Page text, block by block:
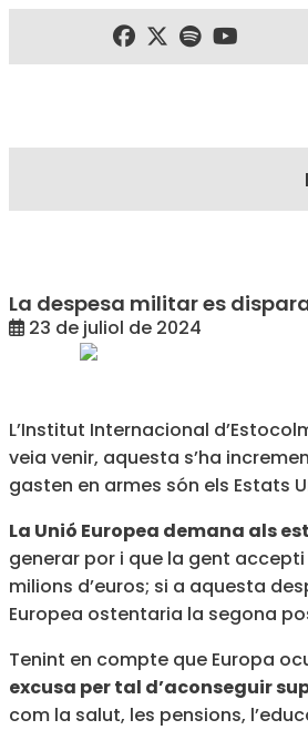
La despesa militar es
23 de juliol de 2024
L’Institut Internacional
veia venir, aquesta s’ha
gasten en armes són els Estats
La Unió Europea demana als
generar por i que la gent
milions d’euros; si a aquesta
Europea ostentaria la segona
Tenint en compte que Europa
excusa per tal d’aconseguir
com la salut, les pensions,